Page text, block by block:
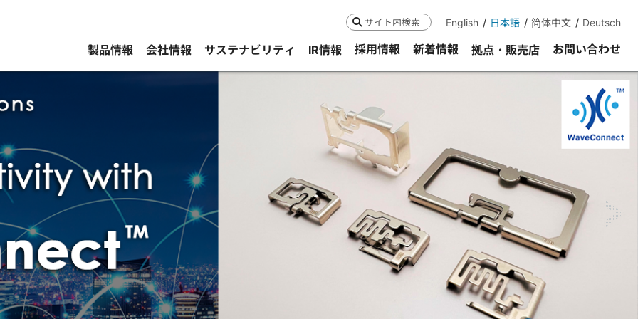
検索 English 日本語 简体中文 Deutsch
製品情報 会社情報 サステナビリティ IR情報 採用情報 新着情報 拠点・販売店 お問い合わせ